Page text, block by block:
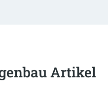
Artikel